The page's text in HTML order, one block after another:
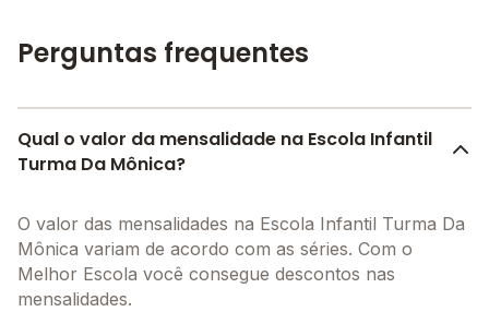
Perguntas frequentes
Qual o valor da mensalidade na Escola Infantil
Turma Da Mônica?
O valor das mensalidades na Escola Infantil Turma Da
Mônica variam de acordo com as séries. Com o
Melhor Escola você consegue descontos nas
mensalidades.